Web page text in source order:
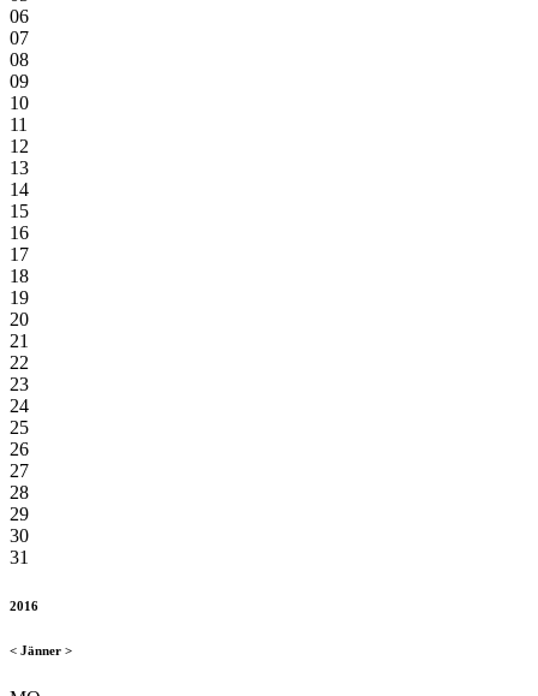
06
07
08
09
10
11
12
13
14
15
16
17
18
19
20
21
22
23
24
25
26
27
28
29
30
31
2016
< Jänner >